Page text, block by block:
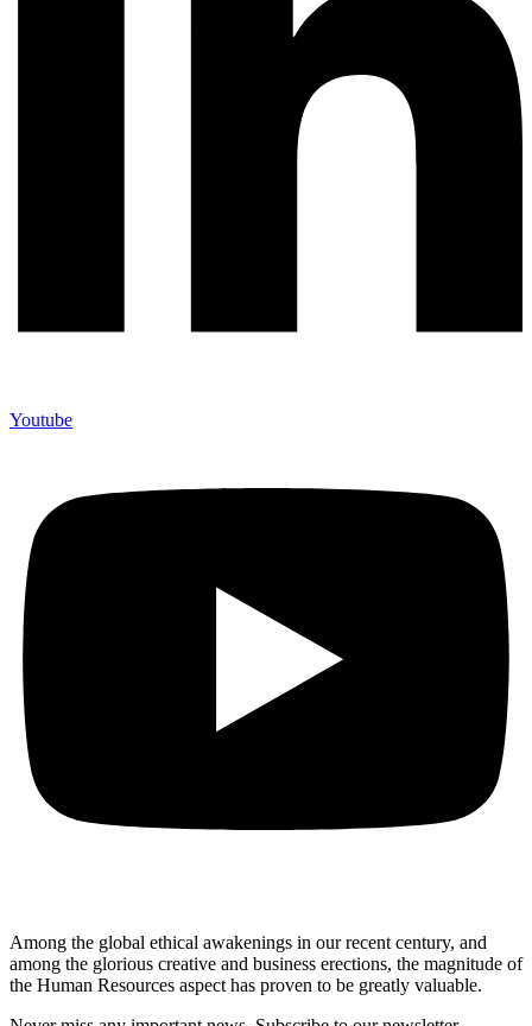
Youtube
Among the global ethical awakenings in our recent century, and
among the glorious creative and business erections, the magnitude of
the Human Resources aspect has proven to be greatly valuable.